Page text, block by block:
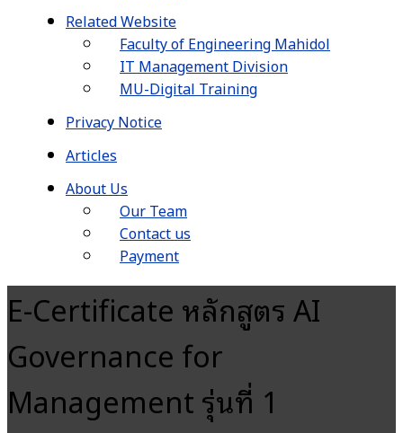
Related Website
Faculty of Engineering Mahidol
IT Management Division
MU-Digital Training
Privacy Notice
Articles
About Us
Our Team
Contact us
Payment
E-Certificate หลักสูตร AI
Governance for
Management รุ่นที่ 1